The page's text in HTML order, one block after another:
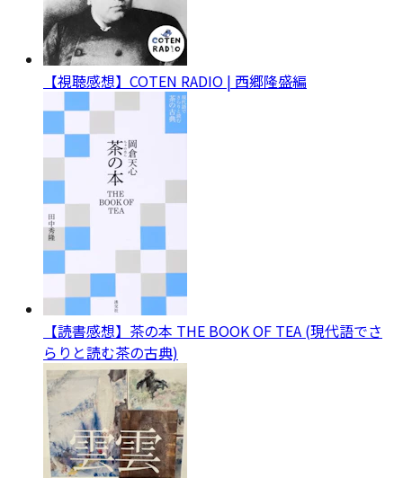
【視聴感想】COTEN RADIO | 西郷隆盛編
【読書感想】茶の本 THE BOOK OF TEA (現代語でさ
らりと読む茶の古典)